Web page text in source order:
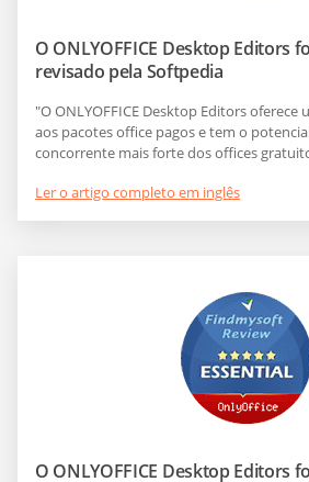
O ONLYOFFICE Desktop Editors
revisado pela Softpedia
"O ONLYOFFICE Desktop Editors
aos pacotes office pagos e tem o
concorrente mais forte dos offices
Ler o artigo completo em inglês
O ONLYOFFICE Desktop Editors